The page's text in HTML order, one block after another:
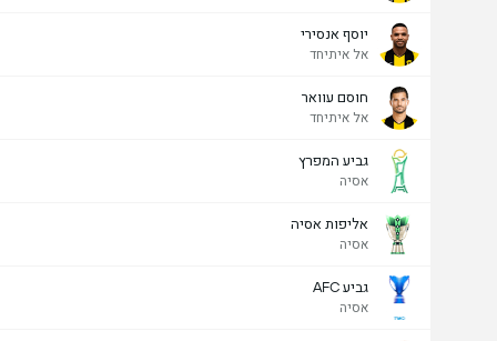
יוסף אנסירי
אל איתיחד
חוסם עוואר
אל איתיחד
גביע המפרץ
אסיה
אליפות אסיה
אסיה
גביע AFC
אסיה